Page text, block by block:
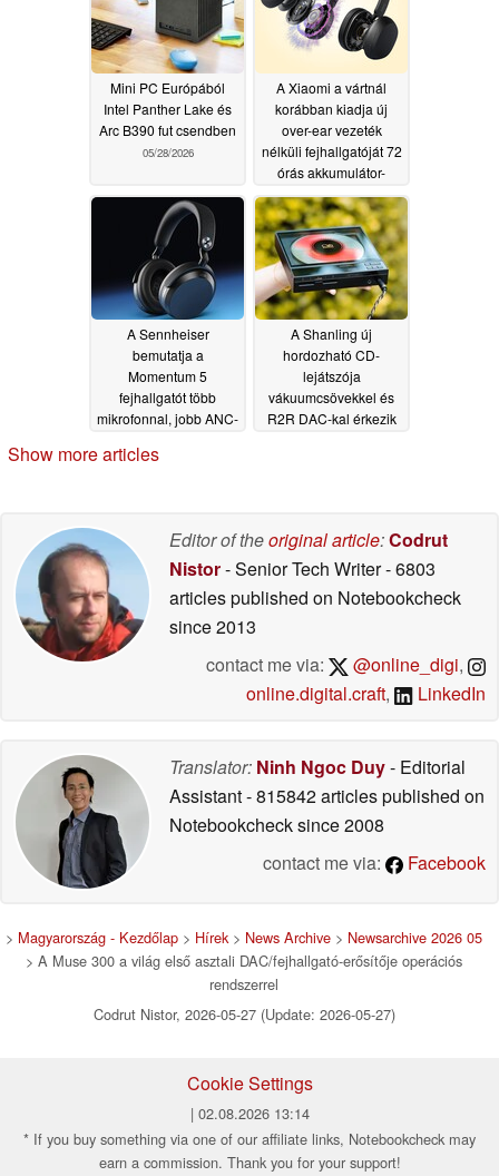
Mini PC Európából
Intel Panther Lake és
Arc B390 fut csendben
05/28/2026
A Xiaomi a vártnál
korábban kiadja új
over-ear vezeték
nélküli fejhallgatóját 72
órás akkumulátor-
üzemidővel05/26/2026
A Sennheiser
bemutatja a
Momentum 5
fejhallgatót több
mikrofonnal, jobb ANC-
akkumulátorral
A Shanling új
hordozható CD-
lejátszója
vákuumcsövekkel és
R2R DAC-kal érkezik
Show more articles
Editor of theoriginal article:Codrut
Nistor- Senior Tech Writer- 6803
articles published on Notebookcheck
since 2013
contact me via:
@online_digi,
online.digital.craft, LinkedIn
Translator: Ninh Ngoc Duy- Editorial
Assistant- 815842 articles published on
Notebookchecksince 2008
contact me via:
Facebook
> Magyarország - Kezdőlap > Hírek> News Archive > Newsarchive 2026 05
> A Muse 300 a világ első asztali DAC/fejhallgató-erősítője operációs
rendszerrel
Codrut Nistor, 2026-05-27 (Update: 2026-05-27)
Cookie Settings
| 02.08.2026 13:14
* If you buy something via one of our affiliate links, Notebookcheck may
earn a commission. Thank you for your support!